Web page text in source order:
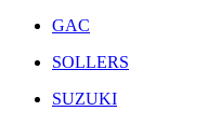
GAC
SOLLERS
SUZUKI